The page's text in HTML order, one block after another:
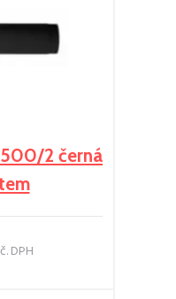
2 černá
DPH